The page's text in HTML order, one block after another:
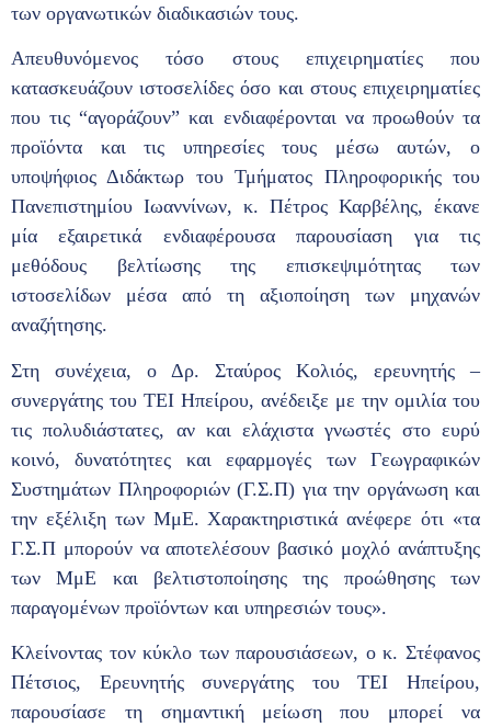
των οργανωτικών διαδικασιών τους.
Απευθυνόμενος τόσο στους επιχειρηματίες που
κατασκευάζουν ιστοσελίδες όσο και στους επιχειρηματίες
που τις “αγοράζουν” και ενδιαφέρονται να προωθούν τα
προϊόντα και τις υπηρεσίες τους μέσω αυτών, ο
υποψήφιος Διδάκτωρ του Τμήματος Πληροφορικής του
Πανεπιστημίου Ιωαννίνων, κ. Πέτρος Καρβέλης, έκανε
μία εξαιρετικά ενδιαφέρουσα παρουσίαση για τις
μεθόδους βελτίωσης της επισκεψιμότητας των
ιστοσελίδων μέσα από τη αξιοποίηση των μηχανών
αναζήτησης.
Στη συνέχεια, ο Δρ. Σταύρος Κολιός, ερευνητής –
συνεργάτης του ΤΕΙ Ηπείρου, ανέδειξε με την ομιλία του
τις πολυδιάστατες, αν και ελάχιστα γνωστές στο ευρύ
κοινό, δυνατότητες και εφαρμογές των Γεωγραφικών
Συστημάτων Πληροφοριών (Γ.Σ.Π) για την οργάνωση και
την εξέλιξη των ΜμΕ. Χαρακτηριστικά ανέφερε ότι «τα
Γ.Σ.Π μπορούν να αποτελέσουν βασικό μοχλό ανάπτυξης
των ΜμΕ και βελτιστοποίησης της προώθησης των
παραγομένων προϊόντων και υπηρεσιών τους».
Κλείνοντας τον κύκλο των παρουσιάσεων, ο κ. Στέφανος
Πέτσιος, Ερευνητής συνεργάτης του ΤΕΙ Ηπείρου,
παρουσίασε τη σημαντική μείωση που μπορεί να